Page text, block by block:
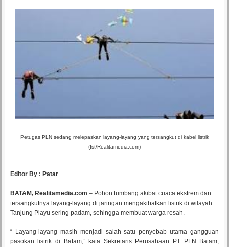
Petugas PLN sedang melepaskan layang-layang yang tersangkut di kabel listrik
(Ist/Realitamedia.com)
Editor By : Patar
BATAM, Realitamedia.com – Pohon tumbang akibat cuaca ekstrem dan
tersangkutnya layang-layang di jaringan mengakibatkan listrik di wilayah
Tanjung Piayu sering padam, sehingga membuat warga resah.
“ Layang-layang masih menjadi salah satu penyebab utama gangguan
pasokan listrik di Batam,” kata Sekretaris Perusahaan PT PLN Batam,